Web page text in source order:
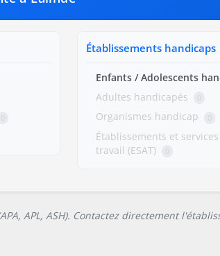
0
Établissements handicaps
Enfants / Adolescents
Adultes handicapés 0
Organismes handicap 0
Établissements et
travail (ESAT)
0
APL, ASH). Contactez directement